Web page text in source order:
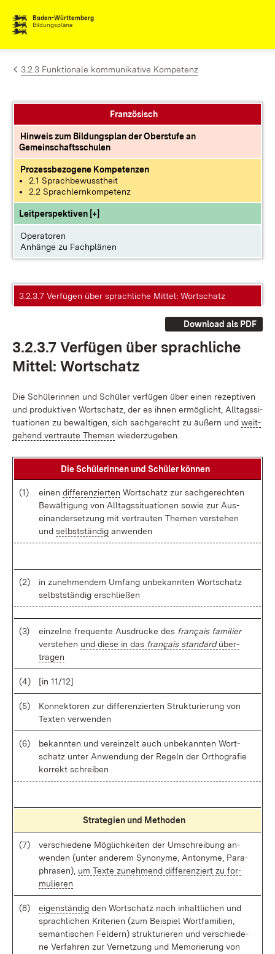
Zum Inhalt springen
Baden-Württemberg
Bildungspläne
3.2.3 Funktionale kommunikative Kompetenz
Französisch
Hinweis zum Bildungsplan der Oberstufe an
Gemeinschaftsschulen
Prozessbezogene Kompetenzen
2.1 Sprachbewusstheit
2.2 Sprachlernkompetenz
Leitperspektiven [+]
Operatoren
Anhänge zu Fachplänen
3.2.3.7 Verfügen über sprachliche Mittel: Wortschatz
Download als PDF
3.2.3.7 Ver­fü­gen über sprach­li­che
Mit­tel: Wort­schatz
Die Schü­le­rin­nen und Schü­ler ver­fü­gen über ei­nen re­zep­ti­ven
und pro­duk­ti­ven Wort­schatz, der es ih­nen er­mög­licht, All­tags­si­
tua­tio­nen zu be­wäl­ti­gen, sich sach­ge­recht zu äu­ßern und weit­
ge­hend ver­trau­te The­men wie­der­zu­ge­ben.
Die Schü­le­rin­nen und Schü­ler kön­nen
(1) ei­nen dif­fe­ren­zier­ten Wort­schatz zur sach­ge­rech­ten
Be­wäl­ti­gung von All­tags­si­tua­tio­nen so­wie zur Aus­
ein­an­der­set­zung mit ver­trau­ten The­men ver­ste­hen
und selbst­stän­dig an­wen­den
(2)
in zu­neh­men­dem Um­fang un­be­kann­ten Wort­schatz
selbst­stän­dig er­schlie­ßen
(3) ein­zel­ne fre­quen­te Aus­drü­cke des français fa­mi­lier
ver­ste­hen und die­se in das français stan­dardüber­
tra­gen
(4) [in 11/12]
(5)
Kon­nek­to­ren zur dif­fe­ren­zier­ten Struk­tu­rie­rung von
Tex­ten ver­wen­den
(6)
be­kann­ten und ver­ein­zelt auch un­be­kann­ten Wort­
schatz un­ter An­wen­dung der Re­geln der Or­tho­gra­fie
kor­rekt schrei­ben
Stra­te­gi­en und Me­tho­den
(7)
ver­schie­de­ne Mög­lich­kei­ten der Um­schrei­bung an­
wen­den (un­ter an­de­rem Syn­ony­me, An­t­ony­me, Pa­ra­
phra­sen), um Tex­te zu­neh­mend dif­fe­ren­ziert zu for­
mu­lie­ren
(8) ei­gen­stän­dig den Wort­schatz nach in­halt­li­chen und
sprach­li­chen Kri­te­ri­en (zum Bei­spiel Wort­fa­mi­li­en,
se­man­ti­schen Fel­dern) struk­tu­rie­ren und ver­schie­de­
ne Ver­fah­ren zur Ver­net­zung und Me­mo­rie­rung von